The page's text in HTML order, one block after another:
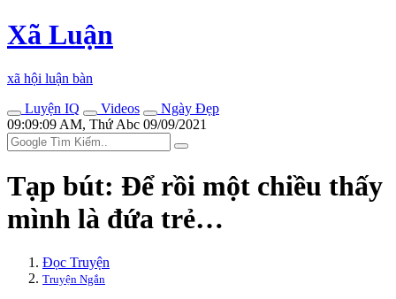
Xã Luận
xã hội luận bàn
Luyện IQ
Videos
Ngày Đẹp
09:09:09 AM, Thứ Abc 09/09/2021
Tạp bút: Để rồi một chiều thấy
mình là đứa trẻ…
Đọc Truyện
Truyện Ngắn